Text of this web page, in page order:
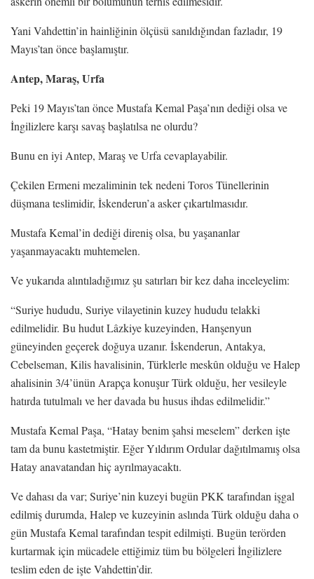
Yani Vahdettin’in hainliğinin ölçüsü sanıldığından fazladır, 19
Mayıs’tan önce başlamıştır.
Antep, Maraş, Urfa
Peki 19 Mayıs’tan önce Mustafa Kemal Paşa’nın dediği olsa ve
İngilizlere karşı savaş başlatılsa ne olurdu?
Bunu en iyi Antep, Maraş ve Urfa cevaplayabilir.
Çekilen Ermeni mezaliminin tek nedeni Toros Tünellerinin
düşmana teslimidir, İskenderun’a asker çıkartılmasıdır.
Mustafa Kemal’in dediği direniş olsa, bu yaşananlar
yaşanmayacaktı muhtemelen.
Ve yukarıda alıntıladığımız şu satırları bir kez daha inceleyelim:
“Suriye hududu, Suriye vilayetinin kuzey hududu telakki
edilmelidir. Bu hudut Lâzkiye kuzeyinden, Hanşenyun
güneyinden geçerek doğuya uzanır. İskenderun, Antakya,
Cebelseman, Kilis havalisinin, Türklerle meskûn olduğu ve Halep
ahalisinin 3/4’ünün Arapça konuşur Türk olduğu, her vesileyle
hatırda tutulmalı ve her davada bu husus ihdas edilmelidir.”
Mustafa Kemal Paşa, “Hatay benim şahsi meselem” derken işte
tam da bunu kastetmiştir. Eğer Yıldırım Ordular dağıtılmamış olsa
Hatay anavatandan hiç ayrılmayacaktı.
Ve dahası da var; Suriye’nin kuzeyi bugün PKK tarafından işgal
edilmiş durumda, Halep ve kuzeyinin aslında Türk olduğu daha o
gün Mustafa Kemal tarafından tespit edilmişti. Bugün terörden
kurtarmak için mücadele ettiğimiz tüm bu bölgeleri İngilizlere
teslim eden de işte Vahdettin’dir.